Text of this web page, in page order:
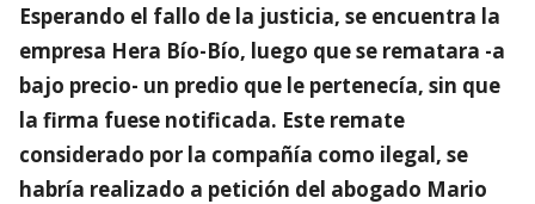
Esperando el fallo de la justicia, se encuentra la
empresa Hera Bío-Bío, luego que se rematara -a
bajo precio- un predio que le pertenecía, sin que
la firma fuese notificada. Este remate
considerado por la compañía como ilegal, se
habría realizado a petición del abogado Mario